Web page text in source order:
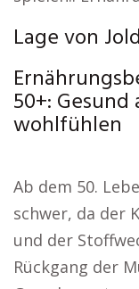
Lage von
50+:
wohlfühlen
Ab dem 50.
schwer, da der
und der
Rückgang der